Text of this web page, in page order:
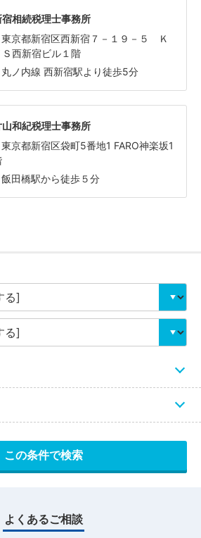
宿相続税理士事務所
東京都新宿区西新宿７－１９－５ Ｋ
Ｓ西新宿ビル１階
丸ノ内線 西新宿駅より徒歩5分
山和紀税理士事務所
東京都新宿区袋町5番地1 FARO神楽坂1
飯田橋駅から徒歩５分
よくあるご相談